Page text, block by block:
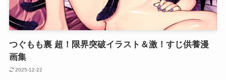
つぐもも裏 超！限界突破イラスト＆激！すじ供養漫
画集
2025-12-22